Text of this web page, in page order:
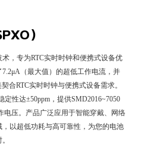
）
，专为RTC实时时钟和便携式设备优
（最大值）的超低工作电流，并
合RTC实时时钟与便携式设备需求。
性达±50ppm，提供SMD2016~7050
电压。产品广泛应用于智能穿戴、网络
以超低功耗与高可靠性，为您的电池